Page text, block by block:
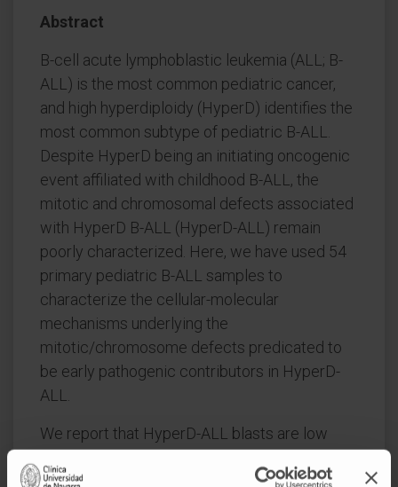
Abstract
B-cell acute lymphoblastic leukemia (ALL; B-
ALL) is the most common pediatric cancer,
and high hyperdiploidy (HyperD) identifies the
most common subtype of pediatric B-ALL.
Despite HyperD being an initiating oncogenic
event affiliated with childhood B-ALL, the
mitotic and chromosomal defects associated
with HyperD B-ALL (HyperD-ALL) remain
poorly characterized. Here, we have used 54
primary pediatric B-ALL samples to
characterize the cellular-molecular
mechanisms underlying the
mitotic/chromosome defects predicated to
be early pathogenic contributors in HyperD-
ALL.
We report that HyperD-ALL blasts are low
at prometaphase, associated with